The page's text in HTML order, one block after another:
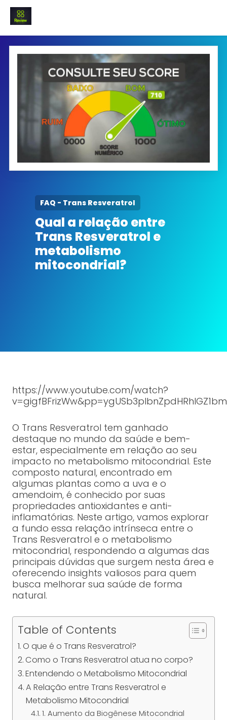
INICIO
Termo e Condições
Política Privacidade
SOBRE NÓS
FAQ - Trans Resveratrol
Qual a relação entre
Trans Resveratrol e
metabolismo
mitocondrial?
https://www.youtube.com/watch?
O Trans Resveratrol tem ganhado
destaque no mundo da saúde e bem-
estar, especialmente em relação ao seu
impacto no metabolismo mitocondrial. Este
composto natural, encontrado em
algumas plantas como a uva e o
amendoim, é conhecido por suas
propriedades antioxidantes e anti-
inflamatórias. Neste artigo, vamos explorar
a fundo essa relação intrínseca entre o
Trans Resveratrol e o metabolismo
mitocondrial, respondendo a algumas das
principais dúvidas que surgem nesta área e
oferecendo insights valiosos para quem
busca melhorar sua saúde de forma
natural.
Table of Contents
O que é o Trans Resveratrol?
Como o Trans Resveratrol atua no corpo?
Entendendo o Metabolismo Mitocondrial
A Relação entre Trans Resveratrol e
Metabolismo Mitocondrial
1. Aumento da Biogênese Mitocondrial